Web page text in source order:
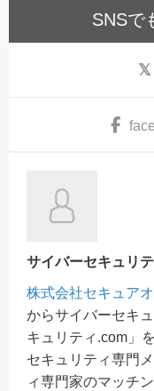
SNSで
サイバーセキュリ
株式会社セキュア
からサイバーセキ
キュリティ.com」
セキュリティ専門
ィ専門家のマッチ